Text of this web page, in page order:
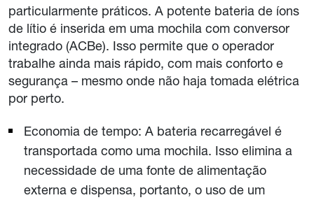
particularmente práticos. A potente bateria de íons
de lítio é inserida em uma mochila com conversor
integrado (ACBe). Isso permite que o operador
trabalhe ainda mais rápido, com mais conforto e
segurança – mesmo onde não haja tomada elétrica
por perto.
Economia de tempo: A bateria recarregável é
transportada como uma mochila. Isso elimina a
necessidade de uma fonte de alimentação
externa e dispensa, portanto, o uso de um